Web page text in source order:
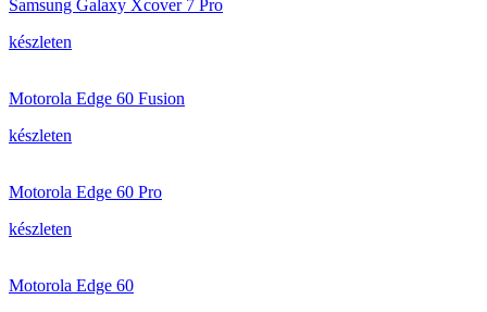
Samsung Galaxy Xcover 7 Pro
készleten
Motorola Edge 60 Fusion
készleten
Motorola Edge 60 Pro
készleten
Motorola Edge 60